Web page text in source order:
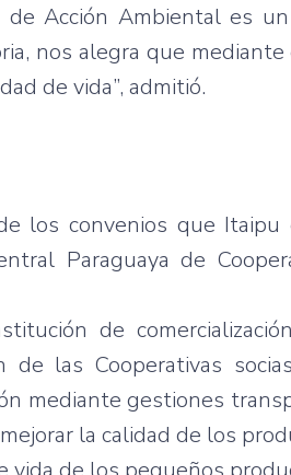
deAcción Ambiental es
, nosalegra que mediante
de vida”, admitió.
los convenios que Itaipu
Paraguaya de
de comercialización
de las Cooperativas socias
mediante gestiones
mejorar la calidad de los